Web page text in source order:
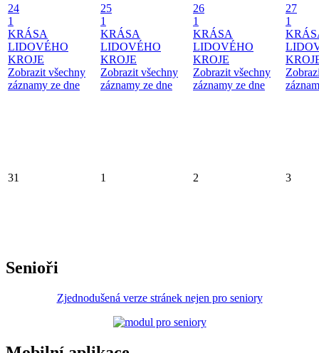
24
1
KRÁSA
LIDOVÉHO
KROJE
Zobrazit všechny
záznamy ze dne
25
1
KRÁSA
LIDOVÉHO
KROJE
Zobrazit všechny
záznamy ze dne
26
1
KRÁSA
LIDOVÉHO
KROJE
Zobrazit všechny
záznamy ze dne
27
1
31 1 2 3
Senioři
Zjednodušená verze stránek nejen pro seniory